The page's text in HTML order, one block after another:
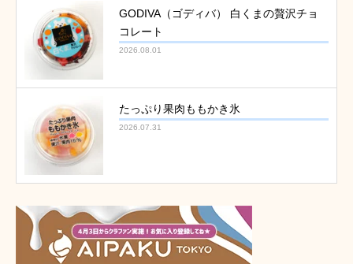
GODIVA（ゴディバ） 白くまの贅沢チョ
コレート
2026.08.01
たっぷり果肉ももかき氷
2026.07.31